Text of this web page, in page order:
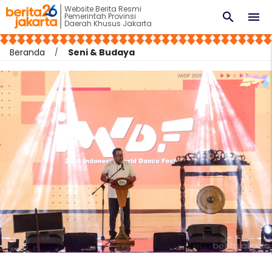
Website Berita Resmi
Pemerintah Provinsi
Daerah Khusus Jakarta menu
search
Beranda Seni & Budaya